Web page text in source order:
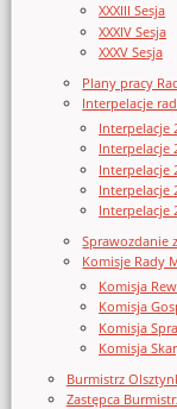
XXXIII Sesja
XXXIV Sesja
XXXV Sesja
Plany pracy
Interpelacje
Interpelacje
Interpelacje
Interpelacje
Interpelacje
Interpelacje
Sprawozdanie
Komisje Rady
Komisja
Komisja
Komisja
Komisja
Burmistrz
Zastępca